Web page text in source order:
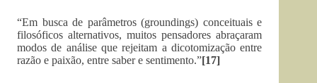
“Em busca de parâmetros (groundings) conceituais e
filosóficos alternativos, muitos pensadores abraçaram
modos de análise que rejeitam a dicotomização entre
razão e paixão, entre saber e sentimento.”[17]